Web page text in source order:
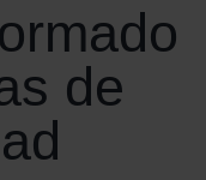
de